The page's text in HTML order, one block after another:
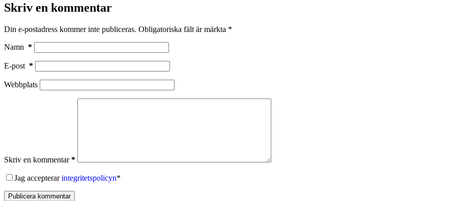
Skriv en kommentar
Din e-postadress kommer inte publiceras. Obligatoriska fält är märkta *
Namn *
E-post *
Webbplats
Skriv en kommentar*
Jag accepterarintegritetspolicyn*
Publicera kommentar